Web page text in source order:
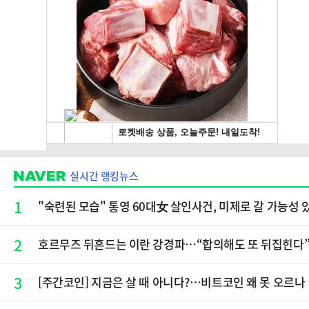
실시간 랭킹뉴스
1 "숙련된 모습" 통영 60대女 살인사건, 미제로 갈 가능성
2 호르무즈 뒤흔드는 이란 강경파…“합의해도 또 뒤집힌다”
3 [주간코인] 지금은 살 때 아니다?…비트코인 왜 못 오르나